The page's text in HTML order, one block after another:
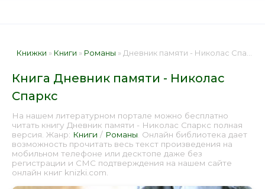
Книжки » Книги » Романы » Дневник памяти - Николас Спаркс 📕 - Книга онлайн бесплатно
Книга Дневник памяти - Николас
Спаркс
На нашем литературном портале можно бесплатно
читать книгу Дневник памяти - Николас Спаркс полная
версия. Жанр: Книги / Романы . Онлайн библиотека дает
возможность прочитать весь текст произведения на
мобильном телефоне или десктопе даже без
регистрации и СМС подтверждения на нашем сайте
онлайн книг knizki.com.